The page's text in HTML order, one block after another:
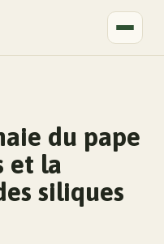
du pape
et la
siliques